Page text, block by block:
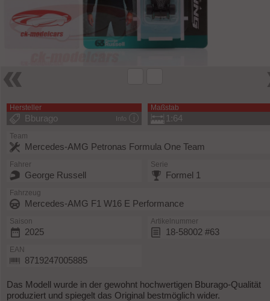
Hersteller
Info
Bburago
Maßstab
1:64
Team
Mercedes-AMG Petronas Formula One Team
Fahrer
George Russell
Serie
Formel 1
Fahrzeug
Mercedes-AMG F1 W16 E Performance
Saison
2025
Artikelnummer
18-58002 #63
EAN
8719247005885
Das Modell wurde in der gewohnt hochwertigen Bburago-Qualität
produziert und spiegelt das Original bestmöglich wider.